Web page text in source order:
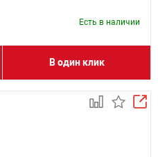
Есть в наличии
В один клик